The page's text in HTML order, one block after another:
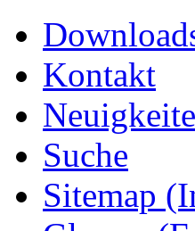
Kontakt
Suche
Sitemap